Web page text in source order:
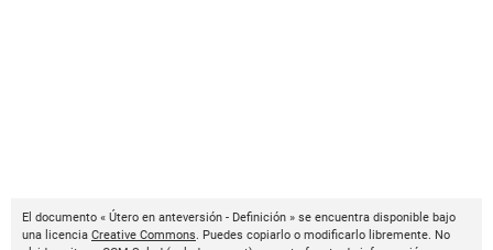
El documento « Útero en anteversión - Definición » se encuentra disponible bajo
una licencia Creative Commons. Puedes copiarlo o modificarlo libremente. No